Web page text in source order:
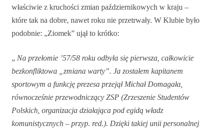
właściwie z kruchości zmian październikowych w kraju –
które tak na dobre, nawet roku nie przetrwały. W Klubie było
podobnie: „Ziomek” ujął to krótko:
„ Na przełomie ’57/58 roku odbyła się pierwsza, całkowicie
bezkonfliktowa „zmiana warty”. Ja zostałem kapitanem
sportowym a funkcję prezesa przejął Michał Domagała,
równocześnie przewodniczący ZSP (Zrzeszenie Studentów
Polskich, organizacja działająca pod egidą władz
komunistycznych – przyp. red.). Dzięki takiej unii personalnej